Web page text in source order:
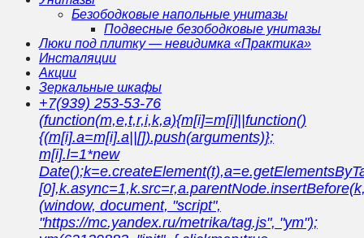
Безободковые напольные унитазы
Подвесные безободковые унитазы
Люки под плитку — невидимка «Практика»
Инсталяции
Акции
Зеркальные шкафы
+7(939) 253-53-76
(function(m,e,t,r,i,k,a){m[i]=m[i]||function()
{(m[i].a=m[i].a||[]).push(arguments)};
m[i].l=1*new
(window, document, "script",
"https://mc.yandex.ru/metrika/tag.js", "ym");